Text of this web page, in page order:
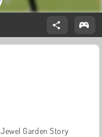
Jewel Garden Story